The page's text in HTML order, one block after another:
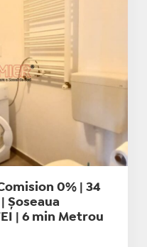
0% | 34
Șoseaua
| 6 min Metrou